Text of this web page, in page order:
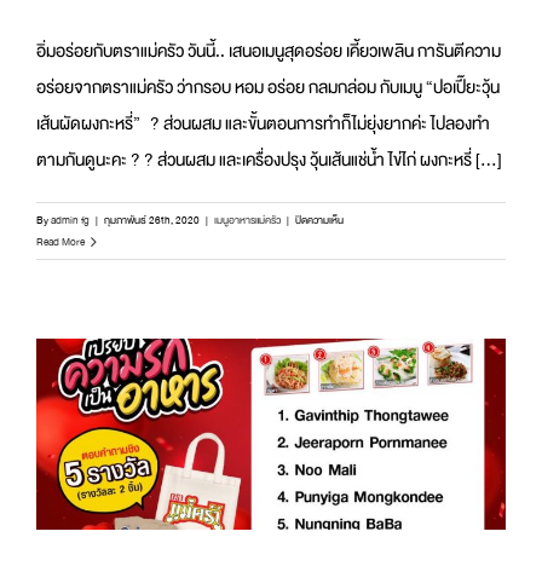
อิ่มอร่อยกับตราแม่ครัว วันนี้.. เสนอเมนูสุดอร่อย เคี้ยวเพลิน การันตีความ
อร่อยจากตราแม่ครัว ว่ากรอบ หอม อร่อย กลมกล่อม กับเมนู “ปอเปี๊ยะวุ้น
เส้นผัดผงกะหรี่” ? ส่วนผสม และขั้นตอนการทำก็ไม่ยุ่งยากค่ะ ไปลองทำ
ตามกันดูนะคะ ? ? ส่วนผสม และเครื่องปรุง วุ้นเส้นแช่น้ำ ไข่ไก่ ผงกะหรี่ [...]
Byadmin fg | กุมภาพันธ์ 26th, 2020 | เมนูอาหารแม่ครัว | ปิดความเห็นบน
เปี๊ยะ
ผง
กะหรี่”
เมนู
สุด
อร่อย
เพลิน
กา
รัน
Read More